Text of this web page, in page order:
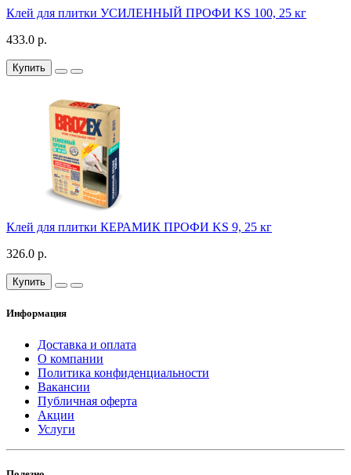
Клей для плитки УСИЛЕННЫЙ ПРОФИ KS 100, 25 кг
433.0 р.
Купить
Клей для плитки КЕРАМИК ПРОФИ KS 9, 25 кг
326.0 р.
Купить
Информация
Доставка и оплата
О компании
Политика конфиденциальности
Вакансии
Публичная оферта
Акции
Услуги